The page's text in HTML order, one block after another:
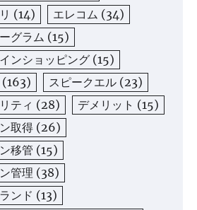
(14) エレコム (34)
グラム (15)
ンショッピング (15)
(163) スピークエル (23)
ティ (28) デメリット (15)
取得 (26)
移管 (15)
管理 (38)
ンド (13)